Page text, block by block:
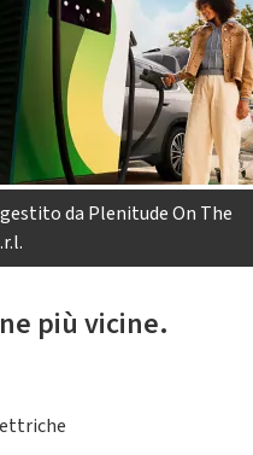
da Plenitude On The
più vicine.